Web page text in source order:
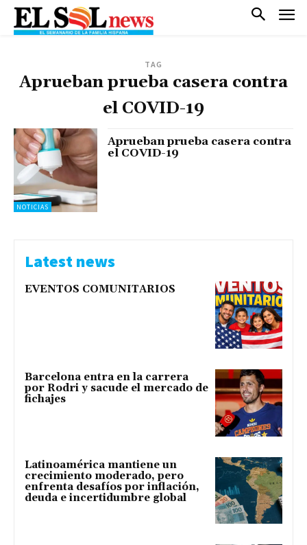
TAG
Aprueban prueba casera contra
el COVID-19
NOTICIAS
Aprueban prueba casera contra
el COVID-19
Latest news
EVENTOS COMUNITARIOS
Barcelona entra en la carrera
por Rodri y sacude el mercado de
fichajes
Latinoamérica mantiene un
crecimiento moderado, pero
enfrenta desafíos por inflación,
deuda e incertidumbre global